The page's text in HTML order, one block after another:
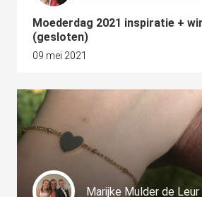
Moederdag 2021 inspiratie +
(gesloten)
09 mei 2021
Marijke Mulder de Leur